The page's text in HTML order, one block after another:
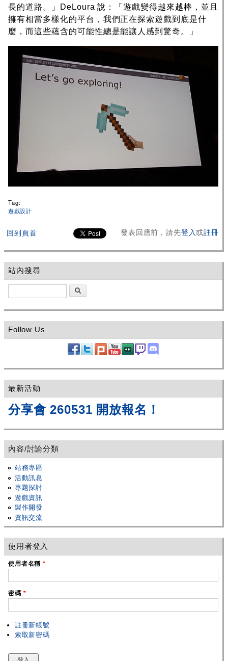
長的道路。」DeLoura 說：「遊戲變得越來越棒，並且
擁有相當多樣化的平台，我們正在探索遊戲到底是什
麼，而這些蘊含的可能性總是能讓人感到驚奇。」
Tag:
遊戲設計
回到頁首 發表回應前，請先登入或註冊
站內搜尋
Follow Us
最新活動
分享會 260531 開放報名！
內容/討論分類
站務專區
活動訊息
專題探討
遊戲資訊
製作開發
資訊交流
使用者登入
使用者名稱*
密碼 *
註冊新帳號
索取新密碼